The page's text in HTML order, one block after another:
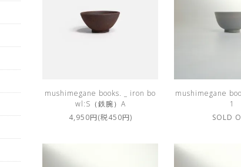
mushimegane books. _ iron bo
wl:S（鉄腕）A
4,950円(税450円)
mushimegane
1
SOLD